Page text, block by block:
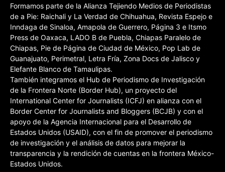
Formamos parte de la Alianza Tejiendo Medios de Periodistas
de a Pie: Raichali y La Verdad de Chihuahua, Revista Espejo e
Inndaga de Sinaloa, Amapola de Guerrero, Página 3 e Itsmo
Press de Oaxaca, LADO B de Puebla, Chiapas Paralelo de
Chiapas, Pie de Página de Ciudad de México, Pop Lab de
Guanajuato, Perimetral, Letra Fría, Zona Docs de Jalisco y
Elefante Blanco de Tamaulipas.
También integramos el Hub de Periodismo de Investigación
de la Frontera Norte (Border Hub), un proyecto del
International Center for Journalists (ICFJ) en alianza con el
Border Center for Journalists and Bloggers (BCJB) y con el
apoyo de la Agencia Internacional para el Desarrollo de
Estados Unidos (USAID), con el fin de promover el periodismo
de investigación y el análisis de datos para mejorar la
transparencia y la rendición de cuentas en la frontera México-
Estados Unidos.